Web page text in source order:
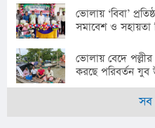
ভোলায় ‘বিবা’
সমাবেশ ও সহায়তা
ভোলায় বেদে
করছে পরিবর্তন যুব
সব